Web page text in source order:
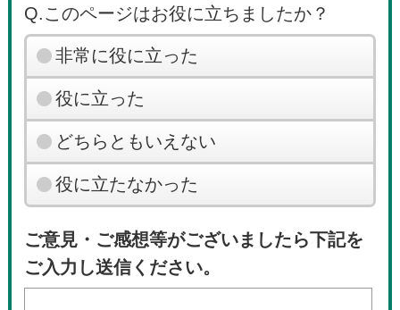
Q.このページはお役に立ちましたか？
非常に役に立った
役に立った
どちらともいえない
役に立たなかった
ご意見・ご感想等がございましたら下記を
ご入力し送信ください。